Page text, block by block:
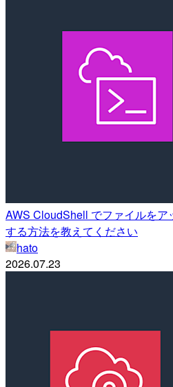
AWS CloudShell でファイルをア
する方法を教えてください
hato
2026.07.23